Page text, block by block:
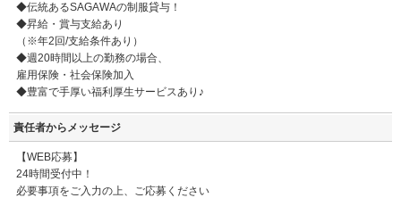
◆伝統あるSAGAWAの制服貸与！
◆昇給・賞与支給あり
（※年2回/支給条件あり）
◆週20時間以上の勤務の場合、
雇用保険・社会保険加入
◆豊富で手厚い福利厚生サービスあり♪
責任者からメッセージ
【WEB応募】
24時間受付中！
必要事項をご入力の上、ご応募ください